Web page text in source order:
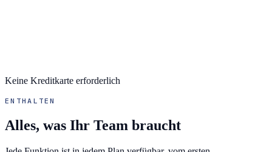
Keine Kreditkarte erforderlich
ENTHALTEN
Alles, was Ihr Team braucht